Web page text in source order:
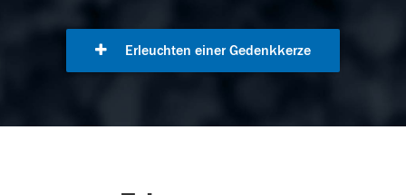
Erleuchten einer Gedenkkerze